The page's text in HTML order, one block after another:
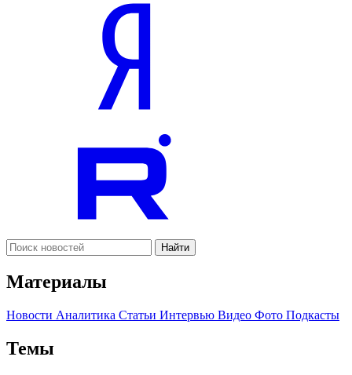
Найти
Материалы
Новости Аналитика Статьи Интервью Видео Фото Подкасты
Темы